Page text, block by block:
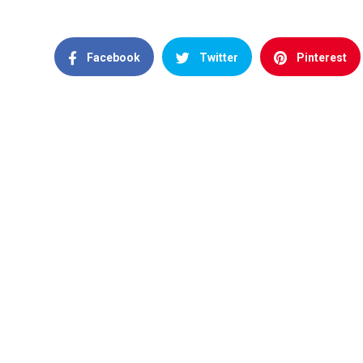
Facebook Twitter Pinterest